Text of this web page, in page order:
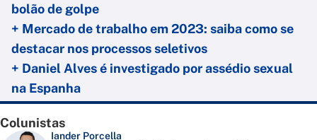
bolão de golpe
+ Mercado de trabalho em 2023: saiba como se
destacar nos processos seletivos
+ Daniel Alves é investigado por assédio sexual
na Espanha
Colunistas
Iander Porcella